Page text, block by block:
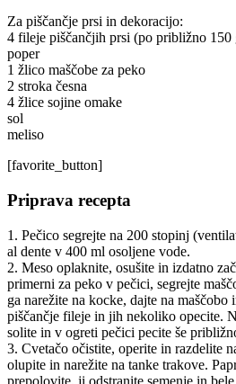
Za piščančje prsi in dekoracijo:
4 fileje piščančjih prsi (po približno 150
poper
1 žlico maščobe za peko
2 stroka česna
4 žlice sojine omake
sol
meliso
[favorite_button]
Priprava recepta
1. Pečico segrejte na 200 stopinj
al dente v 400 ml osoljene vode.
2. Meso oplaknite, osušite in izdatno
primerni za peko v pečici, segrejte
ga narežite na kocke, dajte na maščobo
piščančje fileje in jih nekoliko opecite.
solite in v ogreti pečici pecite še
3. Cvetačo očistite, operite in razdelite
olupite in narežite na tanke trakove.
prepolovite, ji odstranite semenje in